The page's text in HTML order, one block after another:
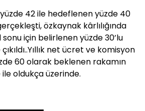
42 ile hedeflenen yüzde 40
özkaynak kârlılığında
sonu için belirlenen yüzde 30’lu
net ücret ve komisyon
60 olarak beklenen rakamın
oldukça üzerinde.